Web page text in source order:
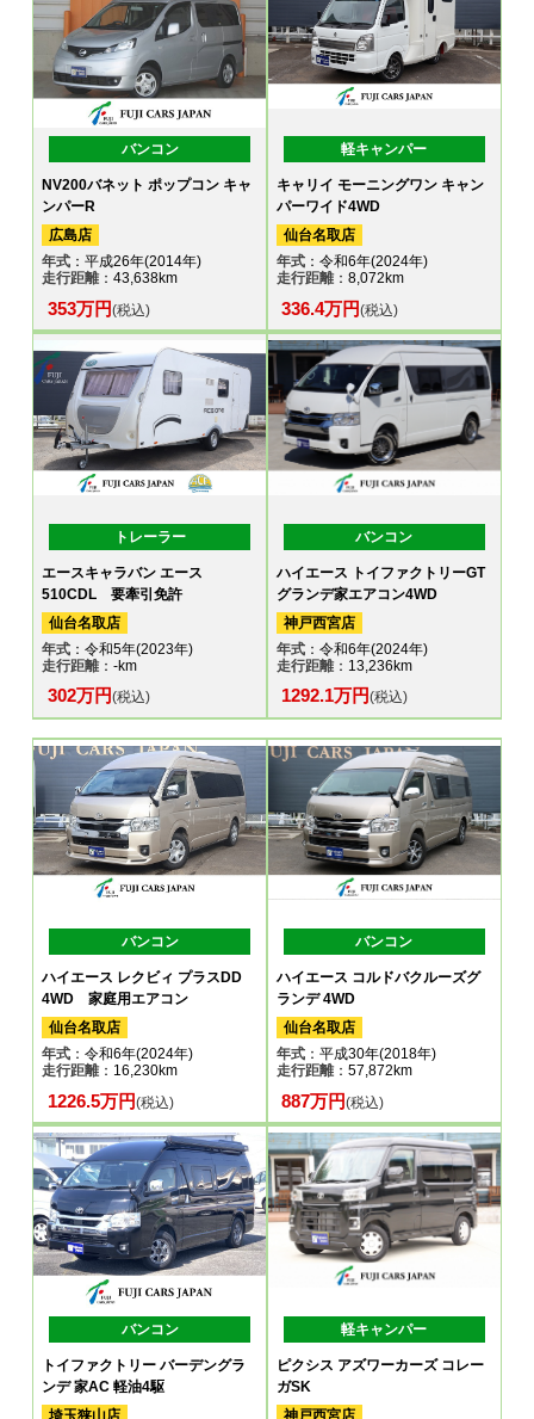
バンコン
NV200バネット ポップコン キャ
ンパーR
広島店
年式 ：平成26年(2014年)
走行距離：43,638km
353万円(税込)
軽キャンパー
キャリイ モーニングワン キャン
パーワイド4WD
仙台名取店
年式：令和6年(2024年)
走行距離：8,072km
336.4万円(税込)
トレーラー
エースキャラバン エース
510CDL 要牽引免許
仙台名取店
年式 ：令和5年(2023年)
走行距離：-km
302万円(税込)
バンコン
ハイエース トイファクトリーGT
グランデ家エアコン4WD
神戸西宮店
年式：令和6年(2024年)
走行距離：13,236km
1292.1万円(税込)
バンコン
ハイエース レクビィ プラスDD
4WD 家庭用エアコン
仙台名取店
年式 ：令和6年(2024年)
走行距離：16,230km
1226.5万円(税込)
バンコン
ハイエース コルドバクルーズグ
ランデ 4WD
仙台名取店
年式：平成30年(2018年)
走行距離：57,872km
887万円(税込)
バンコン
トイファクトリー バーデングラ
ンデ 家AC 軽油4駆
埼玉狭山店
軽キャンパー
ピクシス アズワーカーズ コレー
ガSK
神戸西宮店